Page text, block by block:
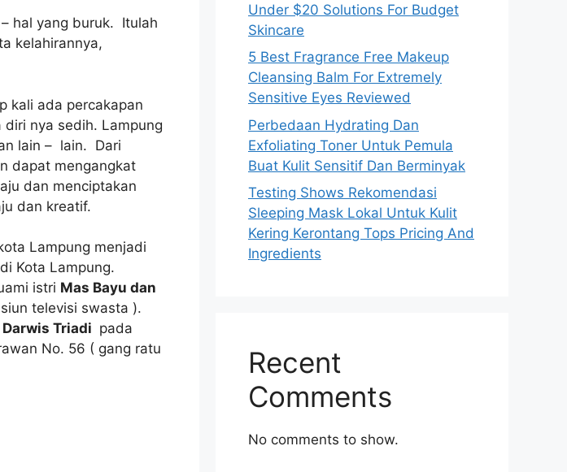
hal yang buruk. Itulah
kelahirannya,
kali ada percakapan
nya sedih. Lampung
lain – lain. Dari
dapat mengangkat
dan menciptakan
dan kreatif.
Lampung menjadi
Kota Lampung.
istri Mas Bayu dan
televisi swasta ).
Darwis Triadi pada
No. 56 ( gang ratu
Under $20 Solutions For Budget
Skincare
5 Best Fragrance Free Makeup
Cleansing Balm For Extremely
Sensitive Eyes Reviewed
Perbedaan Hydrating Dan
Exfoliating Toner Untuk Pemula
Buat Kulit Sensitif Dan Berminyak
Testing Shows Rekomendasi
Sleeping Mask Lokal Untuk Kulit
Kering Kerontang Tops Pricing And
Ingredients
Recent
Comments
No comments to show.